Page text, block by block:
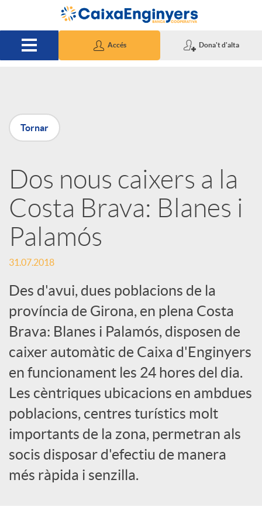
Salta al contingut principal
Accés Dona't d'alta
P
u
b
l
i
c
a
d
o
r
d
Tornar
Dos nous caixers a la
Costa Brava: Blanes i
Palamós
31.07.2018
Des d'avui, dues poblacions de la
província de Girona, en plena Costa
Brava: Blanes i Palamós, disposen de
caixer automàtic de Caixa d'Enginyers
en funcionament les 24 hores del dia.
Les cèntriques ubicacions en ambdues
poblacions, centres turístics molt
importants de la zona, permetran als
socis disposar d'efectiu de manera
més ràpida i senzilla.